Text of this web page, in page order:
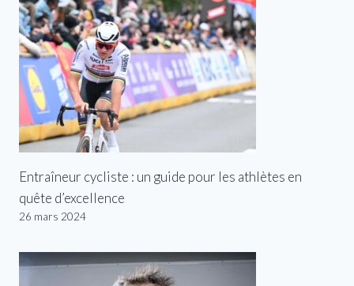
Entraîneur cycliste : un guide pour les athlètes en
quête d’excellence
26 mars 2024